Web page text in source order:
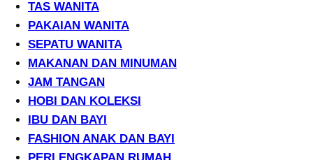
TAS WANITA
PAKAIAN WANITA
SEPATU WANITA
MAKANAN DAN MINUMAN
JAM TANGAN
HOBI DAN KOLEKSI
IBU DAN BAYI
FASHION ANAK DAN BAYI
PERLENGKAPAN RUMAH